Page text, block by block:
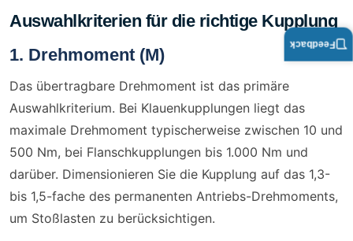
Auswahlkriterien für die richtige Kupplung
1. Drehmoment (M)
Das übertragbare Drehmoment ist das primäre
Auswahlkriterium. Bei Klauenkupplungen liegt das
maximale Drehmoment typischerweise zwischen 10 und
500 Nm, bei Flanschkupplungen bis 1.000 Nm und
darüber. Dimensionieren Sie die Kupplung auf das 1,3-
bis 1,5-fache des permanenten Antriebs-Drehmoments,
um Stoßlasten zu berücksichtigen.
Feedback